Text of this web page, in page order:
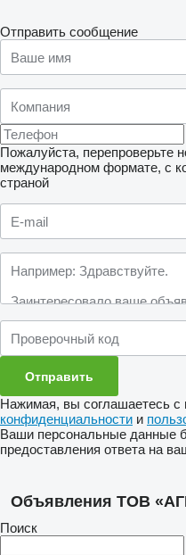
Отправить сообщение
Пожалуйста, перепроверьте
международном формате, с
страной
Нажимая, вы соглашаетесь с
конфиденциальности и
Ваши персональные данные
предоставления ответа на
Объявления ТОВ
Поиск